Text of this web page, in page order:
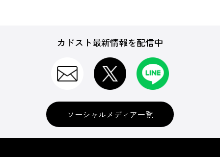
カドスト最新情報を配信中
ソーシャルメディア一覧